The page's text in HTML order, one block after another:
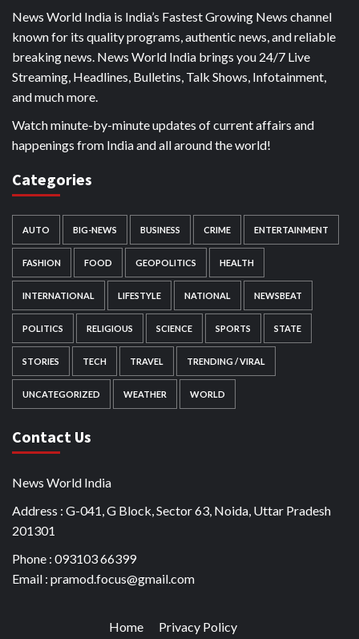
News World India is India’s Fastest Growing News channel
known for its quality programs, authentic news, and reliable
breaking news. News World India brings you 24/7 Live
Streaming, Headlines, Bulletins, Talk Shows, Infotainment,
and much more.
Watch minute-by-minute updates of current affairs and
happenings from India and all around the world!
Categories
AUTO BIG-NEWS BUSINESS CRIME ENTERTAINMENT
FASHION FOOD GEOPOLITICS HEALTH
INTERNATIONAL LIFESTYLE NATIONAL NEWSBEAT
POLITICS RELIGIOUS SCIENCE SPORTS STATE
STORIES TECH TRAVEL TRENDING / VIRAL
UNCATEGORIZED WEATHER WORLD
Contact Us
News World India
Address : G-041, G Block, Sector 63, Noida, Uttar Pradesh
201301
Phone : 093103 66399
Email : pramod.focus@gmail.com
Home Privacy Policy